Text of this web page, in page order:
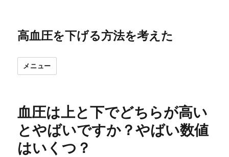
高血圧を下げる方法を考えた
メニュー
血圧は上と下でどちらが高い
とやばいですか？やばい数値
はいくつ？